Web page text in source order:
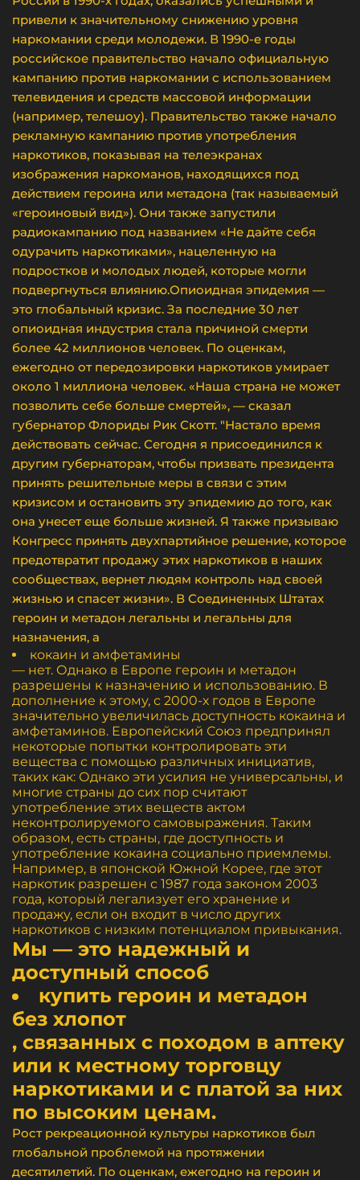
привели к значительному снижению уровня
наркомании среди молодежи. В 1990-е годы
российское правительство начало официальную
кампанию против наркомании с использованием
телевидения и средств массовой информации
(например, телешоу). Правительство также начало
рекламную кампанию против употребления
наркотиков, показывая на телеэкранах
изображения наркоманов, находящихся под
действием героина или метадона (так называемый
«героиновый вид»). Они также запустили
радиокампанию под названием «Не дайте себя
одурачить наркотиками», нацеленную на
подростков и молодых людей, которые могли
подвергнуться влиянию.Опиоидная эпидемия —
это глобальный кризис. За последние 30 лет
опиоидная индустрия стала причиной смерти
более 42 миллионов человек. По оценкам,
ежегодно от передозировки наркотиков умирает
около 1 миллиона человек. «Наша страна не может
позволить себе больше смертей», — сказал
губернатор Флориды Рик Скотт. "Настало время
действовать сейчас. Сегодня я присоединился к
другим губернаторам, чтобы призвать президента
принять решительные меры в связи с этим
кризисом и остановить эту эпидемию до того, как
она унесет еще больше жизней. Я также призываю
Конгресс принять двухпартийное решение, которое
предотвратит продажу этих наркотиков в наших
сообществах, вернет людям контроль над своей
жизнью и спасет жизни». В Соединенных Штатах
героин и метадон легальны и легальны для
назначения, а
кокаин и амфетамины
— нет. Однако в Европе героин и метадон
разрешены к назначению и использованию. В
дополнение к этому, с 2000-х годов в Европе
значительно увеличилась доступность кокаина и
амфетаминов. Европейский Союз предпринял
некоторые попытки контролировать эти
вещества с помощью различных инициатив,
таких как: Однако эти усилия не универсальны, и
многие страны до сих пор считают
употребление этих веществ актом
неконтролируемого самовыражения. Таким
образом, есть страны, где доступность и
употребление кокаина социально приемлемы.
Например, в японской Южной Корее, где этот
наркотик разрешен с 1987 года законом 2003
года, который легализует его хранение и
продажу, если он входит в число других
наркотиков с низким потенциалом привыкания.
Мы — это надежный и
доступный способ
купить героин и метадон
без хлопот
, связанных с походом в аптеку
или к местному торговцу
наркотиками и с платой за них
по высоким ценам.
Рост рекреационной культуры наркотиков был
глобальной проблемой на протяжении
десятилетий. По оценкам, ежегодно на героин и